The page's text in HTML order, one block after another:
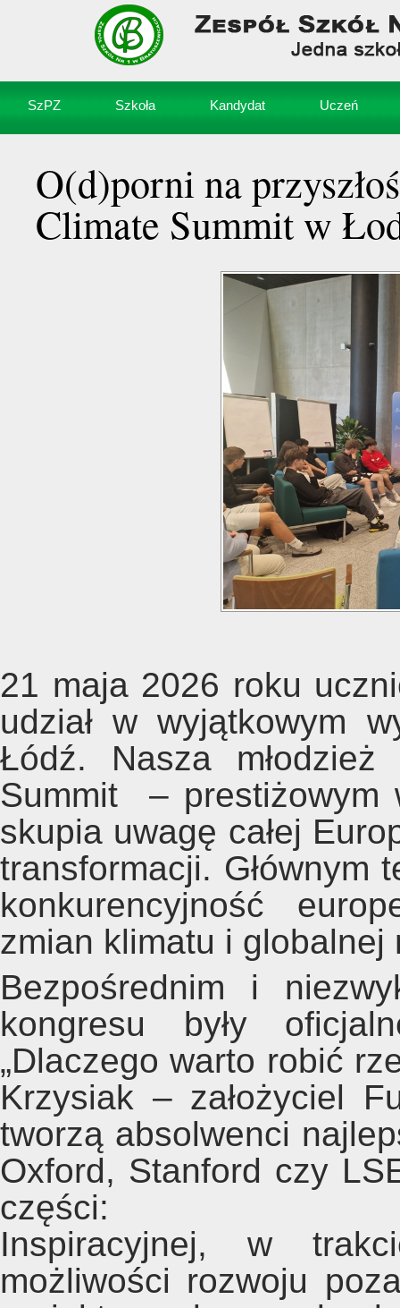
SzPZ Szkoła Kandydat Uczeń
O(d)porni na
Climate Summit w
21 maja 2026 roku
udział w wyjątkowym
Łódź. Nasza
Summit – prestiżowym
skupia uwagę całej
transformacji. Głównym
konkurencyjność
zmian klimatu i globalnej
Bezpośrednim i
kongresu były
„Dlaczego warto robić
Krzysiak – założyciel
tworzą absolwenci
Oxford, Stanford czy
części:
Inspiracyjnej, w
możliwości rozwoju